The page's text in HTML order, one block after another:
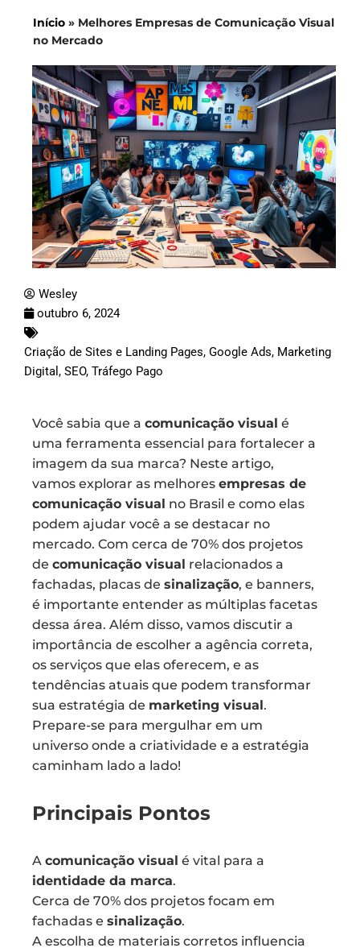
Início » Melhores Empresas de Comunicação Visual
no Mercado
Wesley
outubro 6, 2024
Criação de Sites e Landing Pages, Google Ads, Marketing
Digital , SEO, Tráfego Pago
Você sabia que a comunicação visual é
uma ferramenta essencial para fortalecer a
imagem da sua marca? Neste artigo,
vamos explorar as melhores empresas de
comunicação visual no Brasil e como elas
podem ajudar você a se destacar no
mercado. Com cerca de 70% dos projetos
de comunicação visual relacionados a
fachadas, placas de sinalização, e banners,
é importante entender as múltiplas facetas
dessa área. Além disso, vamos discutir a
importância de escolher a agência correta,
os serviços que elas oferecem, e as
tendências atuais que podem transformar
sua estratégia de marketing visual.
Prepare-se para mergulhar em um
universo onde a criatividade e a estratégia
caminham lado a lado!
Principais Pontos
A comunicação visual é vital para a
identidade da marca.
Cerca de 70% dos projetos focam em
fachadas e sinalização.
A escolha de materiais corretos influencia